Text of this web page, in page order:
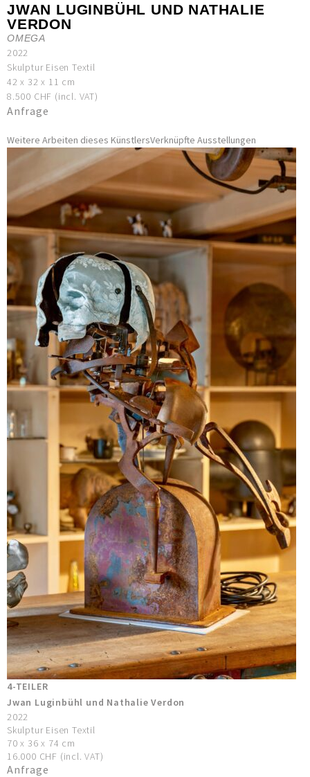
JWAN LUGINBÜHL UND NATHALIE
VERDON
OMEGA
2022
Skulptur Eisen Textil
42 x 32 x 11 cm
8.500 CHF (incl. VAT)
Anfrage
Weitere Arbeiten dieses KünstlersVerknüpfte Ausstellungen
4-TEILER
Jwan Luginbühl und Nathalie Verdon
2022
Skulptur Eisen Textil
70 x 36 x 74 cm
16.000 CHF (incl. VAT)
Anfrage